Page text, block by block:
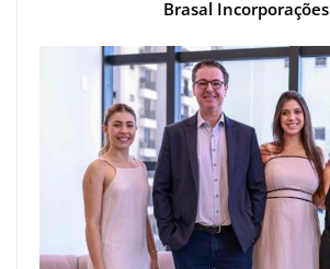
Brasal Incorporações